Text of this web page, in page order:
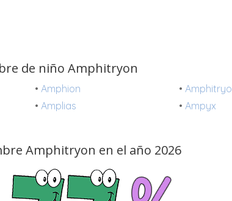
de niño Amphitryon
•Amphion • Amphitryo
•Amplias • Ampyx
Amphitryon en el año 2026